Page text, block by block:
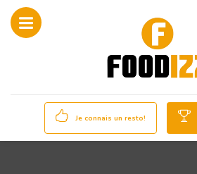
Je connais un resto!